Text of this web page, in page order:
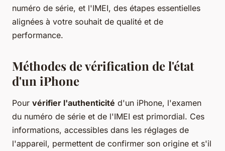
numéro de série, et l'IMEI, des étapes essentielles
alignées à votre souhait de qualité et de
performance.
Méthodes de vérification de l'état
d'un iPhone
Pour vérifier l'authenticité d'un iPhone, l'examen
du numéro de série et de l'IMEI est primordial. Ces
informations, accessibles dans les réglages de
l'appareil, permettent de confirmer son origine et s'il